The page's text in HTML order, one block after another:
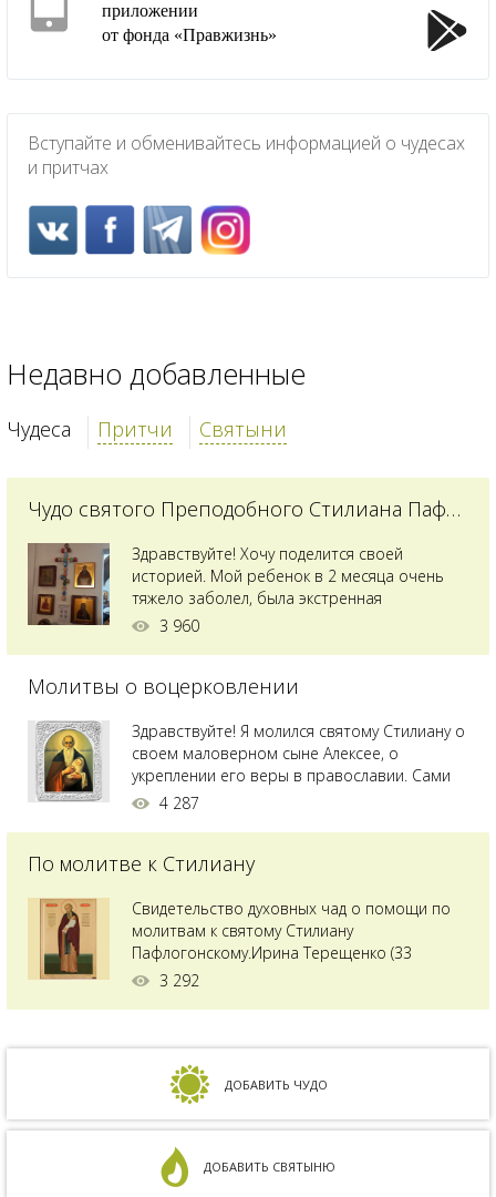
приложении
от фонда «Правжизнь»
Вступайте и обменивайтесь информацией о чудесах
и притчах
Недавно добавленные
Чудеса Притчи Святыни
Чудо святого Преподобного Стилиана Пафлагонского
Здравствуйте! Хочу поделится своей
историей. Мой ребенок в 2 месяца очень
тяжело заболел, была экстренная
сложнейшая операция, состояние после
святого Владимира я увидела незнакомую
позже прочитав про него, узнала про
Преподобного...
3 960
Молитвы о воцерковлении
Здравствуйте! Я молился святому Стилиану о
своем маловерном сыне Алексее, о
укреплении его веры в православии. Сами
мы с супругой воцерковлены. Через год
вершину. Приложились к множеству святынь
4 287
По молитве к Стилиану
Свидетельство духовных чад о помощи по
молитвам к святому Стилиану
Пафлогонскому.Ирина Терещенко (33
года):Мы с мужем долгое время пытались
на совместимость показал, что мы с мужем
несовместимы. Кроме того, мне ставили...
3 292
ДОБАВИТЬ ЧУДО
ДОБАВИТЬ СВЯТЫНЮ